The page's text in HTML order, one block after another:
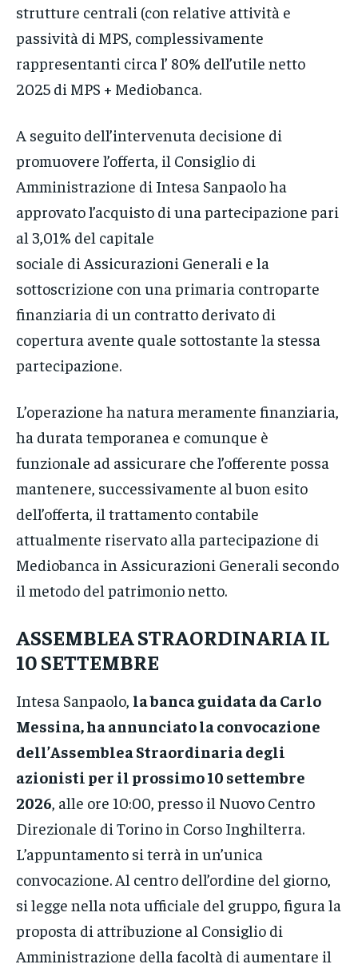
strutture centrali (con relative attività e
passività di MPS, complessivamente
rappresentanti circa l’ 80% dell’utile netto
2025 di MPS + Mediobanca.
A seguito dell’intervenuta decisione di
promuovere l’offerta, il Consiglio di
Amministrazione di Intesa Sanpaolo ha
approvato l’acquisto di una partecipazione pari
al 3,01% del capitale
sociale di Assicurazioni Generali e la
sottoscrizione con una primaria controparte
finanziaria di un contratto derivato di
copertura avente quale sottostante la stessa
partecipazione.
L’operazione ha natura meramente finanziaria,
ha durata temporanea e comunque è
funzionale ad assicurare che l’offerente possa
mantenere, successivamente al buon esito
dell’offerta, il trattamento contabile
attualmente riservato alla partecipazione di
Mediobanca in Assicurazioni Generali secondo
il metodo del patrimonio netto.
ASSEMBLEA STRAORDINARIA IL
10 SETTEMBRE
Intesa Sanpaolo, la banca guidata da Carlo
Messina, ha annunciato la convocazione
dell’Assemblea Straordinaria degli
azionisti per il prossimo 10 settembre
2026 , alle ore 10:00, presso il Nuovo Centro
Direzionale di Torino in Corso Inghilterra.
L’appuntamento si terrà in un’unica
convocazione. Al centro dell’ordine del giorno,
si legge nella nota ufficiale del gruppo, figura la
proposta di attribuzione al Consiglio di
Amministrazione della facoltà di aumentare il